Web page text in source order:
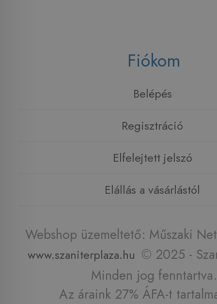
Fiókom
Belépés
Regisztráció
Elfelejtett jelszó
Elállás a vásárlástól
Webshop üzemeltető: Műszaki
www.szaniterplaza.hu © 2025 -
Minden jog fenntartva.
Az áraink 27% ÁFA-t